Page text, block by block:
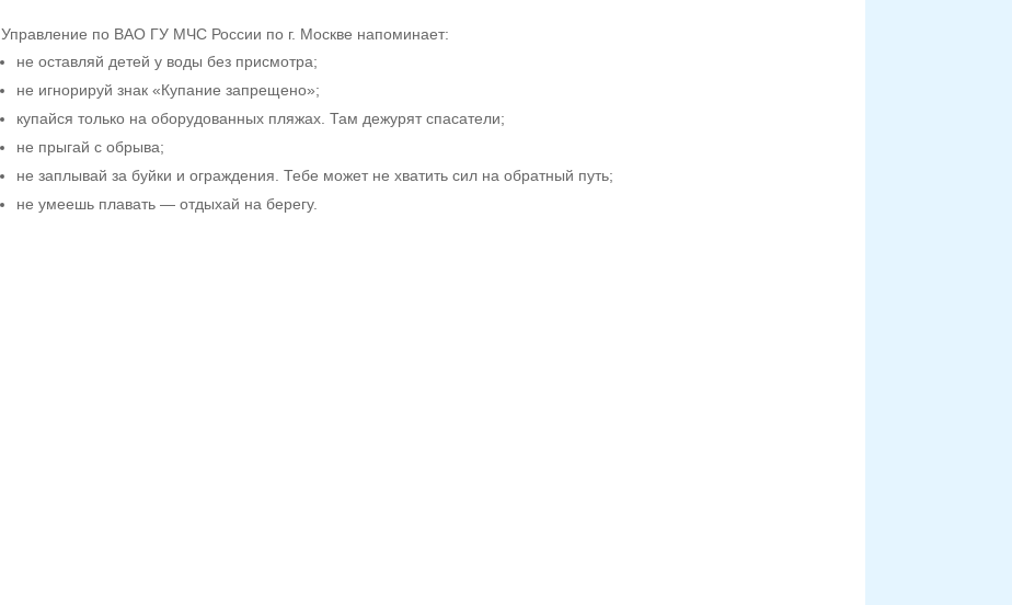
Управление по ВАО ГУ МЧС России по г. Москве напоминает:
не оставляй детей у воды без присмотра;
не игнорируй знак «Купание запрещено»;
купайся только на оборудованных пляжах. Там дежурят спасатели;
не прыгай с обрыва;
не заплывай за буйки и ограждения. Тебе может не хватить сил на обратный путь;
не умеешь плавать — отдыхай на берегу.